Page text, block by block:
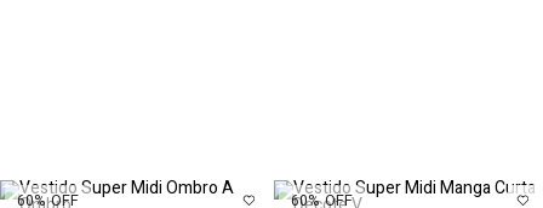
60% OFF 60% OFF